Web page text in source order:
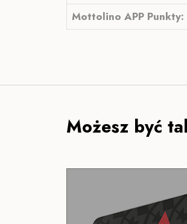
Mottolino APP Punkty:
Możesz być